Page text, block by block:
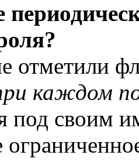
отметили
каждом
под своим